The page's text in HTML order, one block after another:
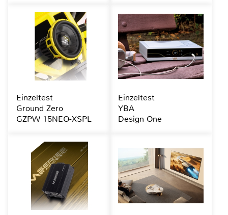
Einzeltest
Ground Zero
GZPW 15NEO-XSPL
Einzeltest
YBA
Design One